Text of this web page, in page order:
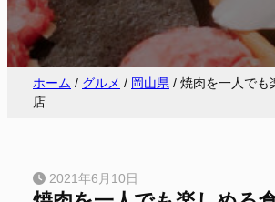
ホーム / グルメ / 岡山県 / 焼肉を一人でも
店
2021年6月10日